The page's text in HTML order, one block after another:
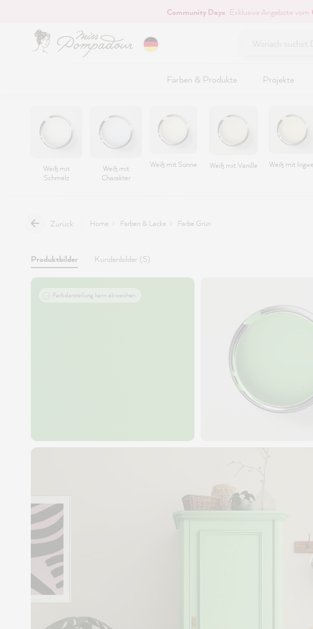
Community Days: Exklusive Angebote vom
Farben & Produkte Projekte
Weiß mit
Schmelz
Weiß mit
Charakter
Weiß mit Sonne Weiß mit Vanille Weiß mit
Zurück Home Farben & Lacke Farbe Grün
Produktbilder Kundenbilder (5)
Farbdarstellung kann abweichen